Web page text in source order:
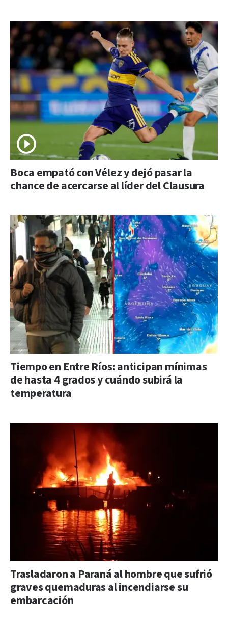
Boca empató con Vélez y dejó pasar la
chance de acercarse al líder del Clausura
Tiempo en Entre Ríos: anticipan mínimas
de hasta 4 grados y cuándo subirá la
temperatura
Trasladaron a Paraná al hombre que sufrió
graves quemaduras al incendiarse su
embarcación